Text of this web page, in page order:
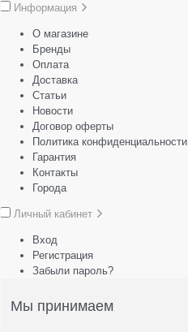
Информация
О магазине
Бренды
Оплата
Доставка
Статьи
Новости
Договор оферты
Политика конфиденциальности
Гарантия
Контакты
Города
Личный кабинет
Вход
Регистрация
Забыли пароль?
Мы принимаем